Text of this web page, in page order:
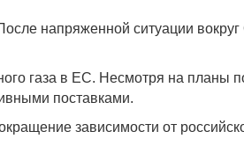
напряженной ситуации
газа в ЕС. Несмотря на планы
поставками.
зависимости от